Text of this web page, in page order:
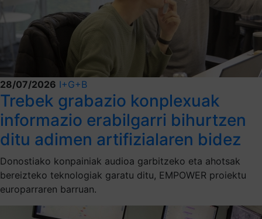
28/07/2026 I+G+B
Trebek grabazio konplexuak
informazio erabilgarri bihurtzen
ditu adimen artifizialaren bidez
Donostiako konpainiak audioa garbitzeko eta ahotsak
bereizteko teknologiak garatu ditu, EMPOWER proiektu
europarraren barruan.